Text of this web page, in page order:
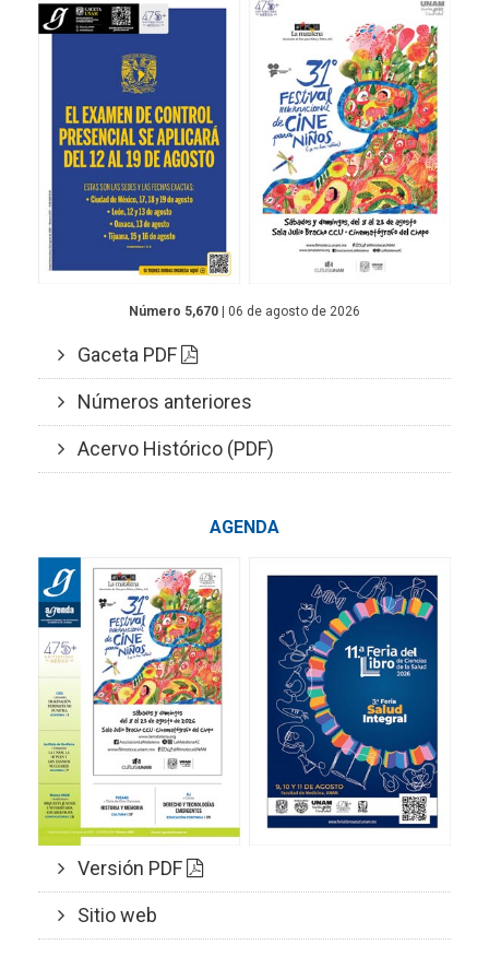
Número 5,670 | 06 de agosto de 2026
Gaceta PDF
Números anteriores
Acervo Histórico (PDF)
AGENDA
Versión PDF
Sitio web